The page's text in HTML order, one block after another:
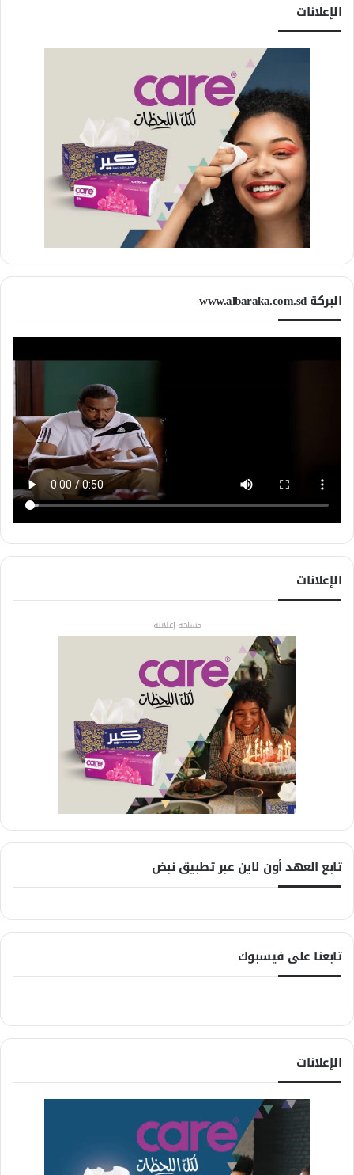
الإعلانات
البركة www.albaraka.com.sd
الإعلانات
مساحة إعلانية
تابع العهد أون لاين عبر تطبيق نبض
تابعنا على فيسبوك
الإعلانات